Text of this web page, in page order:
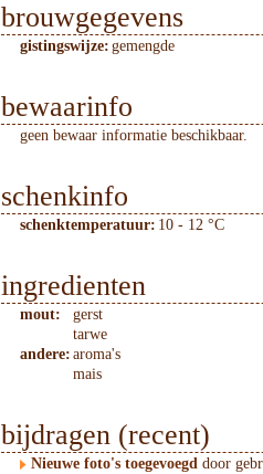
brouwgegevens
gistingswijze: gemengde
bewaarinfo
geen bewaar informatie beschikbaar.
schenkinfo
schenktemperatuur: 10 - 12 °C
ingredienten
mout:
gerst
tarwe
andere: aroma's
mais
bijdragen (recent)
Nieuwe foto's toegevoegd door